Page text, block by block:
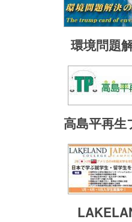
環境問題
高島平再生